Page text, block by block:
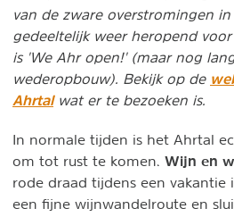
van de zware overstromingen in
gedeeltelijk weer heropend
is 'We Ahr open!' (maar nog
wederopbouw). Bekijk op de
Ahrtalwat er te bezoeken is.
In normale tijden is het Ahrtal
om tot rust te komen. Wijn en
rode draad tijdens een vakantie
een fijne wijnwandelroute en